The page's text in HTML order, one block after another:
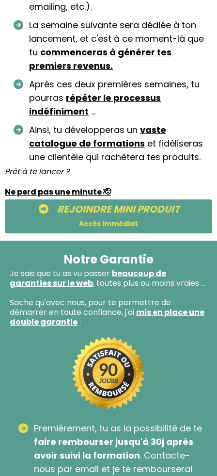
emailing, etc.).
La semaine suivante sera dédiée à ton
lancement, et c'est à ce moment-là que
tu commenceras à générer tes
premiers revenus.
Après ces deux premières semaines, tu
pourras répéter le processus
indéfiniment ...
Ainsi, tu développeras un vaste
catalogue de formations et fidéliseras
une clientèle qui rachètera tes produits.
Prêt à te lancer ?
Ne perd pas une minute 🫡
REJOINDRE MINI PRODUIT
Accès immédiat
Notre Garantie
Je sais que tu as vu passer beaucoup de
garanties sur le web, toutes plus ou moins vraies ...
Sache qu'avec nous, pour te permettre de
démarrer en toute confiance, j'ai mis en place une
double garantie:
Premièrement, tu as la possibilité de te
faire rembourser jusqu'à 30j après
avoir suivi la formation. Contacte-
nous par email et je te rembourserai